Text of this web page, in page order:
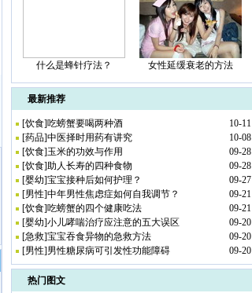
什么是蜂针疗法？ 女性延缓衰老的方法
最新推荐
[饮食]吃螃蟹要喝两种酒
10-11
[药品]中医择时用药有讲究
10-08
[饮食]玉米的功效与作用
09-28
[饮食]助人长寿的四种食物
09-28
[婴幼]宝宝接种后如何护理？
09-27
[男性]中年男性焦虑症如何自我调节？
09-21
[饮食]吃螃蟹的四个健康吃法
09-21
[婴幼]小儿哮喘治疗应注意的五大误区
09-20
[急救]宝宝吞食异物的急救方法
09-20
[男性]男性糖尿病可引发性功能障碍 09-20
热门图文